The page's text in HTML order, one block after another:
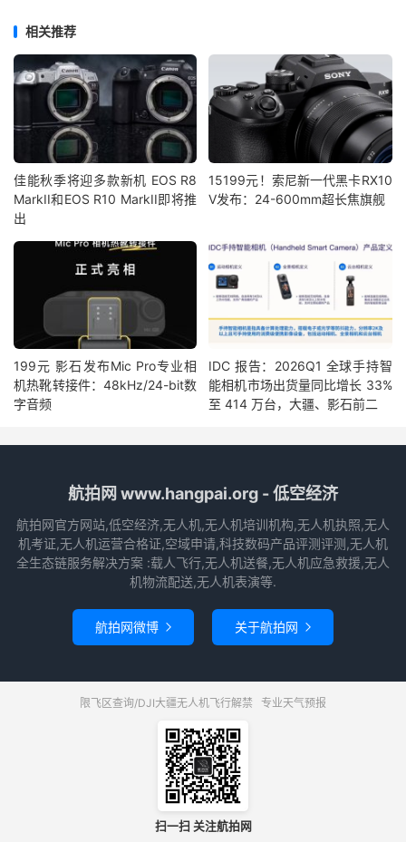
相关推荐
佳能秋季将迎多款新机 EOS R8
MarkII和EOS R10 MarkII即将推
出
15199元！索尼新一代黑卡RX10
V发布：24-600mm超长焦旗舰
199元 影石发布Mic Pro专业相
机热靴转接件：48kHz/24-bit数
字音频
IDC 报告：2026Q1 全球手持智
能相机市场出货量同比增长 33%
至 414 万台，大疆、影石前二
航拍网 www.hangpai.org - 低空经济
航拍网官方网站,低空经济,无人机,无人机培训机构,无人机执照,无人
机考证,无人机运营合格证,空域申请,科技数码产品评测评测,无人机
全生态链服务解决方案 :载人飞行,无人机送餐,无人机应急救援,无人
机物流配送,无人机表演等.
航拍网微博  关于航拍网 
限飞区查询/DJI大疆无人机飞行解禁 专业天气预报
扫一扫 关注航拍网